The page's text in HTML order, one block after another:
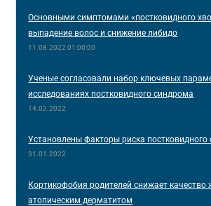
Основными симптомами «постковидного
выпадение волос и снижение либидо
11.08.2022 01:00:00
Ученые согласовали набор ключевых
исследованиях постковидного синдрома
14.02.2022
Установлены факторы риска постковидного
31.01.2022
Кортикофобия родителей снижает качество
атопическим дерматитом